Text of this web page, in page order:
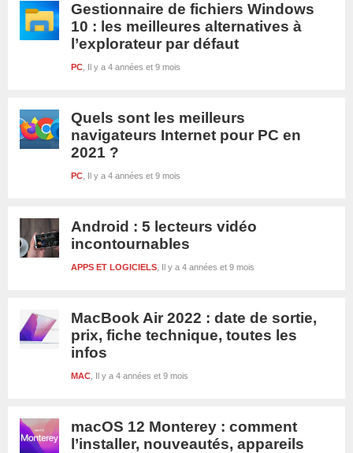
Gestionnaire de fichiers Windows
10 : les meilleures alternatives à
l’explorateur par défaut
Il y a 4 années et 9 mois
PC
Quels sont les meilleurs
navigateurs Internet pour PC en
2021 ?
Il y a 4 années et 9 mois
PC
Android : 5 lecteurs vidéo
incontournables
Il y a 4 années et 9 mois
APPS ET LOGICIELS
MacBook Air 2022 : date de sortie,
prix, fiche technique, toutes les
infos
Il y a 4 années et 9 mois
MAC
macOS 12 Monterey : comment
l’installer, nouveautés, appareils